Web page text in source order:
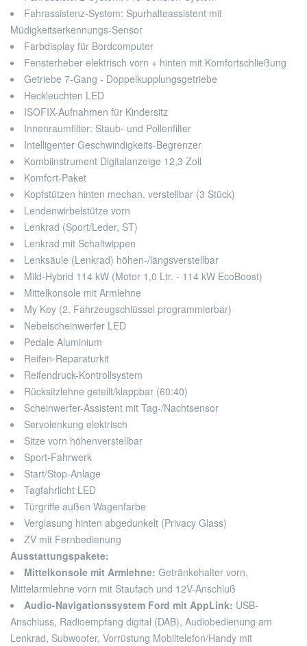
Fahrassistenz-System: Spurhalteassistent mit
Müdigkeitserkennungs-Sensor
Farbdisplay für Bordcomputer
Fensterheber elektrisch vorn + hinten mit Komfortschließung
Getriebe 7-Gang - Doppelkupplungsgetriebe
Heckleuchten LED
ISOFIX-Aufnahmen für Kindersitz
Innenraumfilter: Staub- und Pollenfilter
Intelligenter Geschwindigkeits-Begrenzer
Kombiinstrument Digitalanzeige 12,3 Zoll
Komfort-Paket
Kopfstützen hinten mechan. verstellbar (3 Stück)
Lendenwirbelstütze vorn
Lenkrad (Sport/Leder, ST)
Lenkrad mit Schaltwippen
Lenksäule (Lenkrad) höhen-/längsverstellbar
Mild-Hybrid 114 kW (Motor 1,0 Ltr. - 114 kW EcoBoost)
Mittelkonsole mit Armlehne
My Key (2. Fahrzeugschlüssel programmierbar)
Nebelscheinwerfer LED
Pedale Aluminium
Reifen-Reparaturkit
Reifendruck-Kontrollsystem
Rücksitzlehne geteilt/klappbar (60:40)
Scheinwerfer-Assistent mit Tag-/Nachtsensor
Servolenkung elektrisch
Sitze vorn höhenverstellbar
Sport-Fahrwerk
Start/Stop-Anlage
Tagfahrlicht LED
Türgriffe außen Wagenfarbe
Verglasung hinten abgedunkelt (Privacy Glass)
ZV mit Fernbedienung
Ausstattungspakete:
Mittelkonsole mit Armlehne: Getränkehalter vorn,
Mittelarmlehne vorn mit Staufach und 12V-Anschluß
Audio-Navigationssystem Ford mit AppLink: USB-
Anschluss, Radioempfang digital (DAB), Audiobedienung am
Lenkrad, Subwoofer, Vorrüstung Mobiltelefon/Handy mit